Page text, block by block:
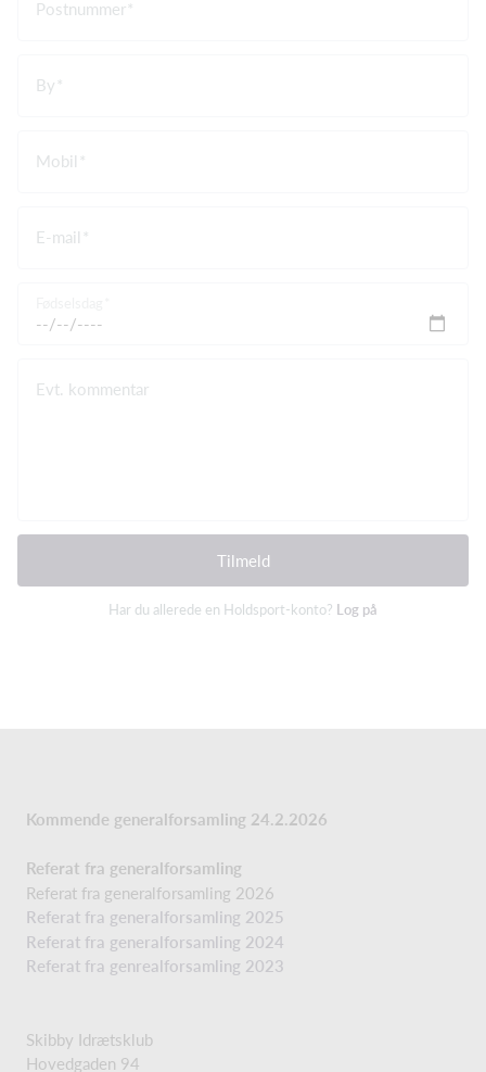
Postnummer
By
Mobil
E-mail
Evt. kommentar
Tilmeld
Har du allerede en Holdsport-konto? Log på
Kommende generalforsamling 24.2.2026
Referat fra generalforsamling
Referat fra generalforsamling 2026
Referat fra generalforsamling 2025
Referat fra generalforsamling 2024
Referat fra genrealforsamling 2023
Skibby Idrætsklub
Hovedgaden 94